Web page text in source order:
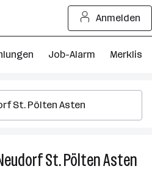
Anmelden
Job-Alarm Merkliste
St. Pölten Asten